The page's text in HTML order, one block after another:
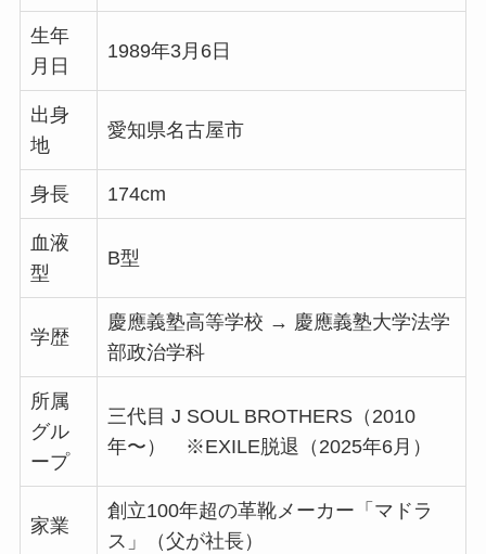
生年
月日
1989年3月6日
出身
地
愛知県名古屋市
身長 174cm
血液
型
B型
学歴
慶應義塾高等学校 → 慶應義塾大学法学
部政治学科
所属
グル
ープ
三代目 J SOUL BROTHERS（2010
年〜） ※EXILE脱退（2025年6月）
家業
創立100年超の革靴メーカー「マドラ
ス」（父が社長）